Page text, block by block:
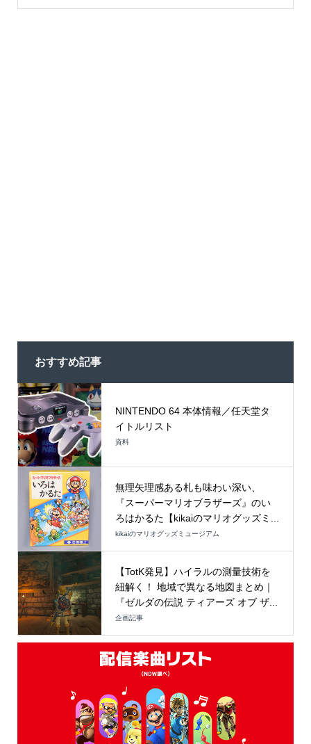
おすすめ記事
NINTENDO 64 本体情報／任天堂タ
イトルリスト
資料
無理矢理感ある札も味わい深い、
『スーパーマリオブラザーズ』のい
ろはかるた【kikaiのマリオグッズミ...
kikaiのマリオグッズミュージアム
【TotK発見】ハイラルの測量技術を
紐解く！ 地域で異なる地図まとめ｜
『ゼルダの伝説 ティアーズ オブ ザ...
企画記事